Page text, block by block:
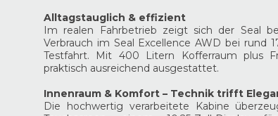
Alltagstauglich & effizient
Im realen Fahrbetrieb zeigt sich der Seal
Verbrauch im Seal Excellence AWD bei rund
Testfahrt. Mit 400 Litern Kofferraum plus
praktisch ausreichend ausgestattet.
Innenraum & Komfort – Technik trifft
Die hochwertig verarbeitete Kabine